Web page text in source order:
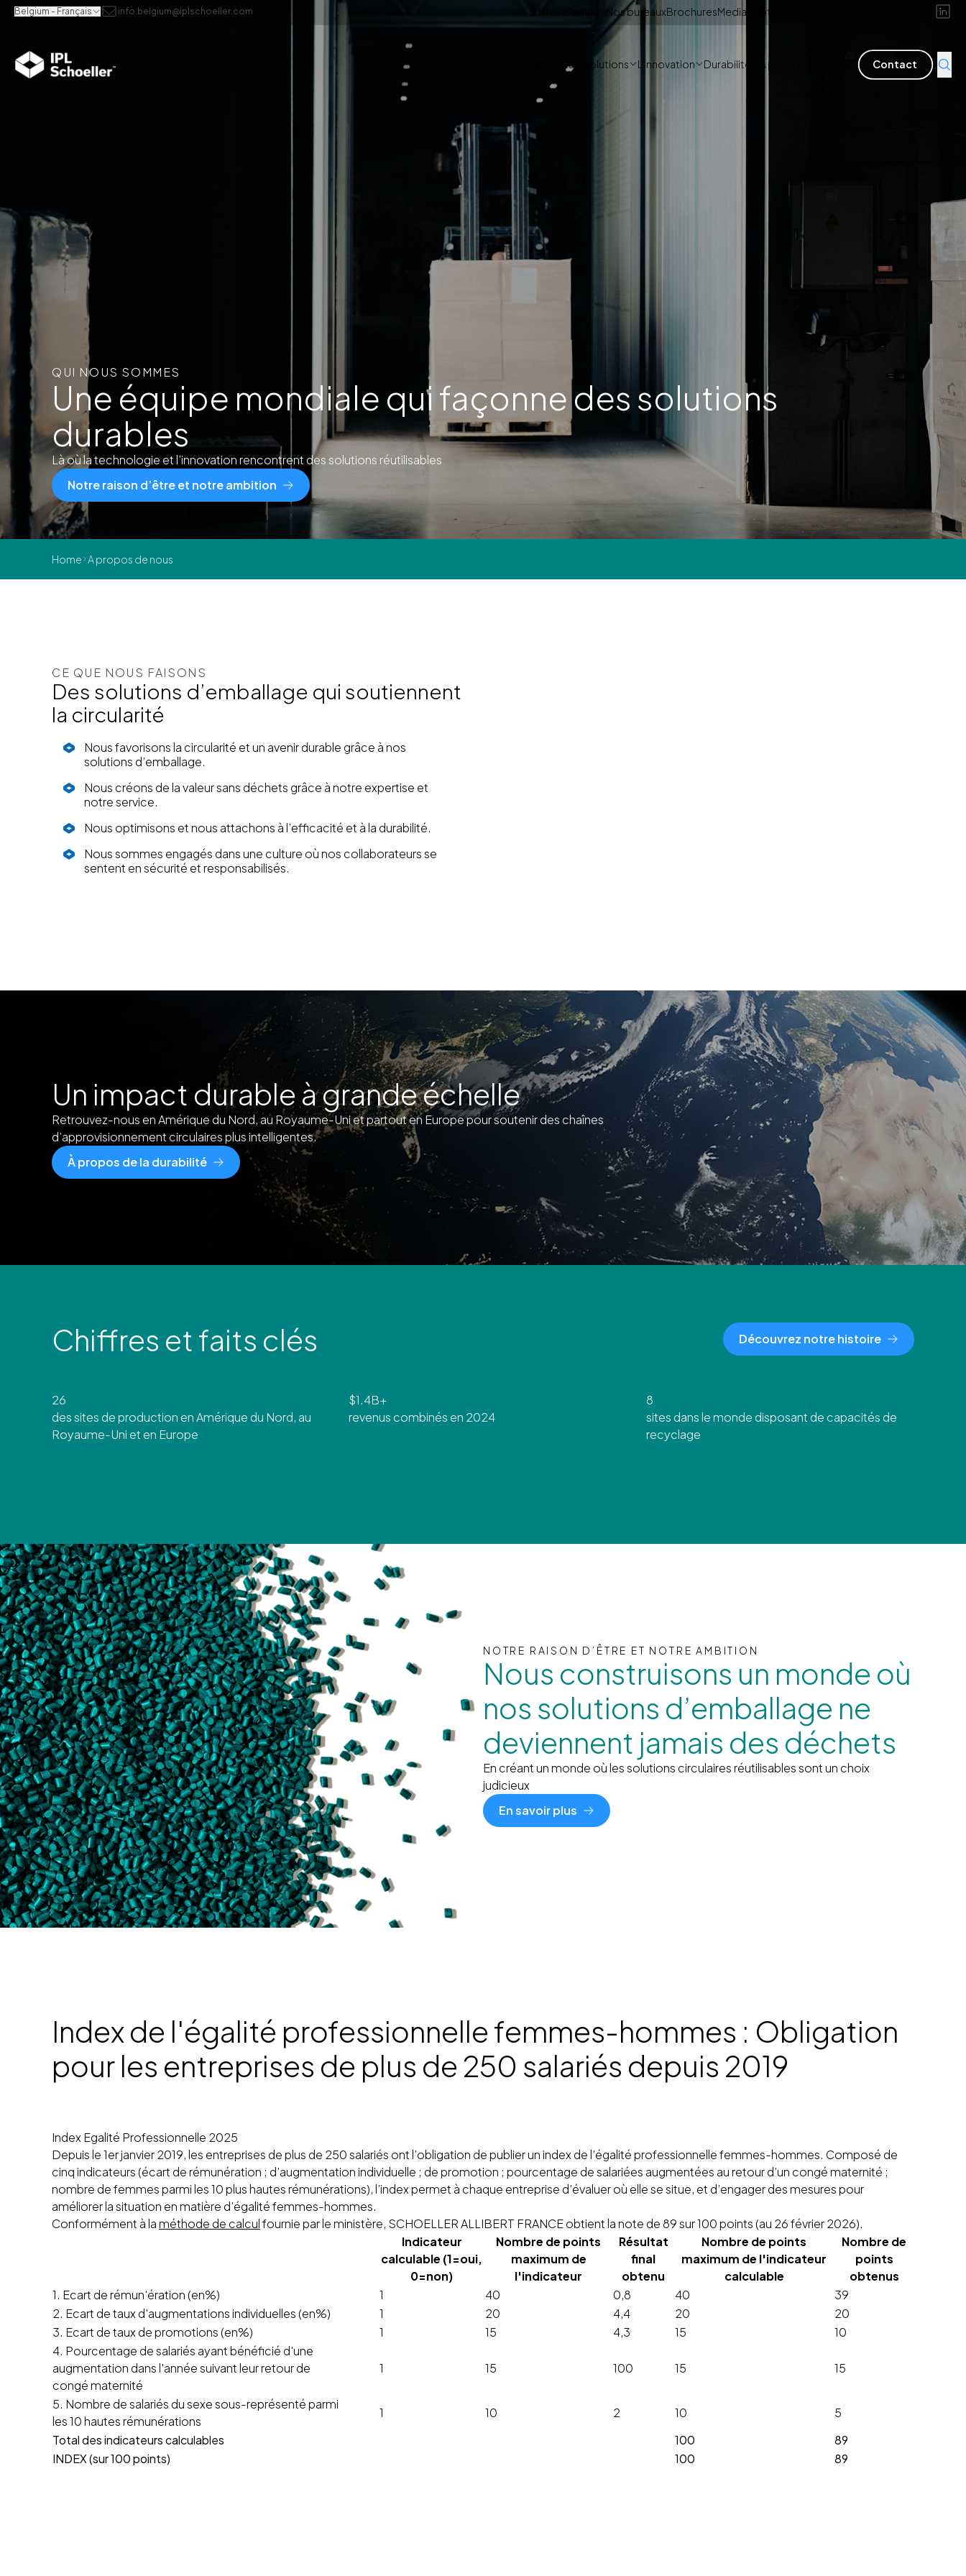
Belgium - Français info.belgium@iplschoeller.com Nos bureauxBrochuresMedia center
Produits & solutions L'innovation Durabilité A propos de nous Contact
QUI NOUS SOMMES
Une équipe mondiale qui façonne des solutions
durables
Là où la technologie et l’innovation rencontrent des solutions réutilisables
Notre raison d’être et notre ambition
Home A propos de nous
CE QUE NOUS FAISONS
Des solutions d’emballage qui soutiennent
la circularité
Nous favorisons la circularité et un avenir durable grâce à nos
solutions d’emballage.
Nous créons de la valeur sans déchets grâce à notre expertise et
notre service.
Nous optimisons et nous attachons à l’efficacité et à la durabilité.
Nous sommes engagés dans une culture où nos collaborateurs se
sentent en sécurité et responsabilisés.
Un impact durable à grande échelle
Retrouvez-nous en Amérique du Nord, au Royaume-Uni et partout en Europe pour soutenir des chaînes
d’approvisionnement circulaires plus intelligentes.
À propos de la durabilité
Chiffres et faits clés Découvrez notre histoire
26
des sites de production en Amérique du Nord, au
Royaume-Uni et en Europe
$1.4B+
revenus combinés en 2024
8
sites dans le monde disposant de capacités de
recyclage
NOTRE RAISON D’ÊTRE ET NOTRE AMBITION
Nous construisons un monde où
nos solutions d’emballage ne
deviennent jamais des déchets
En créant un monde où les solutions circulaires réutilisables sont un choix
judicieux
En savoir plus
Index de l'égalité professionnelle femmes-hommes : Obligation
pour les entreprises de plus de 250 salariés depuis 2019
Index Egalité Professionnelle 2025
Depuis le 1er janvier 2019, les entreprises de plus de 250 salariés ont l’obligation de publier un index de l’égalité professionnelle femmes-hommes. Composé de
cinq indicateurs (écart de rémunération ; d’augmentation individuelle ; de promotion ; pourcentage de salariées augmentées au retour d’un congé maternité ;
nombre de femmes parmi les 10 plus hautes rémunérations), l’index permet à chaque entreprise d’évaluer où elle se situe, et d’engager des mesures pour
améliorer la situation en matière d’égalité femmes-hommes.
Conformément à laméthode de calculfournie par le ministère, SCHOELLER ALLIBERT FRANCE obtient la note de 89 sur 100 points (au 26 février 2026).
Indicateur
calculable (1=oui,
0=non)
Nombre de points
maximum de
l'indicateur
Résultat
final
obtenu
Nombre de points
maximum de l'indicateur
calculable
Nombre de
points
obtenus
1. Ecart de rémun'ération (en%)
1 40 0,8 40
39
2. Ecart de taux d'augmentations individuelles (en%)
1 20 4,4 20
20
3. Ecart de taux de promotions (en%)
1 15 4,3 15
10
4. Pourcentage de salariés ayant bénéficié d'une
augmentation dans l'année suivant leur retour de
congé maternité
1 15 100 15 15
5. Nombre de salariés du sexe sous-représenté parmi
les 10 hautes rémunérations
1 10 2 10
5
Total des indicateurs calculables
100
89
INDEX (sur 100 points)
100 89